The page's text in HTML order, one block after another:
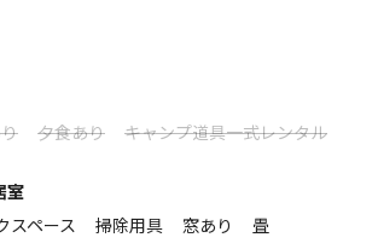
料金
10名様分のタオルが含まれます。11人以上/2
ットご購入ください
夕食あり キャンプ道具一式レンタル
室
スペース 掃除用具 窓あり 畳
、本格的なサウナ等のリトリート設備
えているので、最大26名までの団体旅
に最適です。
欧風の歴史ある建築を現代に蘇らせ
さを誇る贅沢な貸別荘です。
このキャンプ場の特徴
ロケーション